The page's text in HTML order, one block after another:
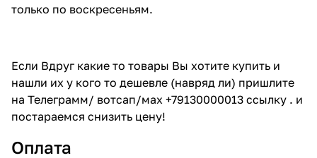
только по воскресеньям.
Если Вдруг какие то товары Вы хотите купить и
нашли их у кого то дешевле (навряд ли) пришлите
на Телеграмм/ вотсап/мах +79130000013 ссылку . и
постараемся снизить цену!
Оплата